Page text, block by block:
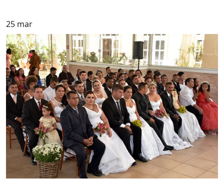
25 mar